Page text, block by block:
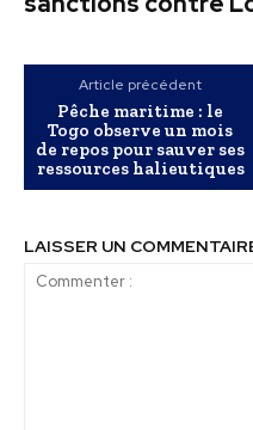
Article précédent
Pêche maritime : le
Togo observe un mois
de repos pour sauver ses
ressources halieutiques
LAISSER UN